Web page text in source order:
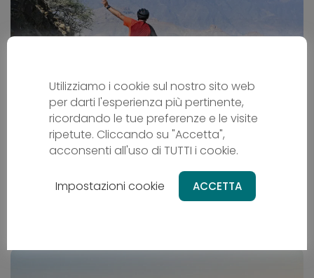
L´Oman in bicicletta
Cicloturismo
Utilizziamo i cookie sul nostro sito web
per darti l'esperienza più pertinente,
ricordando le tue preferenze e le visite
ripetute. Cliccando su "Accetta",
acconsenti all'uso di TUTTI i cookie.
Impostazioni cookie ACCETTA